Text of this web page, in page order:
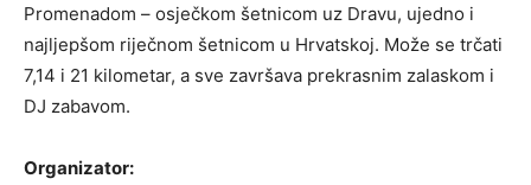
Promenadom – osječkom šetnicom uz Dravu, ujedno i
najljepšom riječnom šetnicom u Hrvatskoj. Može se trčati
7,14 i 21 kilometar, a sve završava prekrasnim zalaskom i
DJ zabavom.
Organizator: